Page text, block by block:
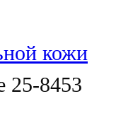
кожи
25-8453